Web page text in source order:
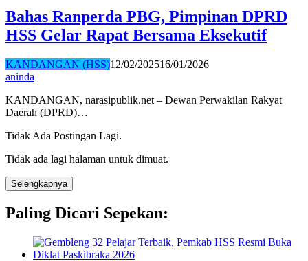
Bahas Ranperda PBG, Pimpinan DPRD
HSS Gelar Rapat Bersama Eksekutif
KANDANGAN (HSS)12/02/202516/01/2026
aninda
KANDANGAN, narasipublik.net – Dewan Perwakilan Rakyat
Daerah (DPRD)…
Tidak Ada Postingan Lagi.
Tidak ada lagi halaman untuk dimuat.
Selengkapnya
Paling Dicari Sepekan: